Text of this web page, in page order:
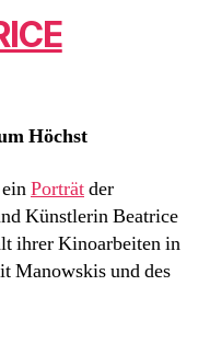
Höchst
Porträtder
Künstlerin Beatrice
ihrer Kinoarbeiten in
Manowskis und des